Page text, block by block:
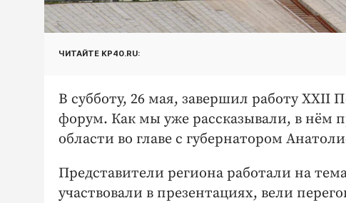
ЧИТАЙТЕ KP40.RU:
В субботу, 26 мая, завершил работу
форум. Как мы уже рассказывали, в нём
области во главе с губернатором
Представители региона работали на
участвовали в презентациях, вели